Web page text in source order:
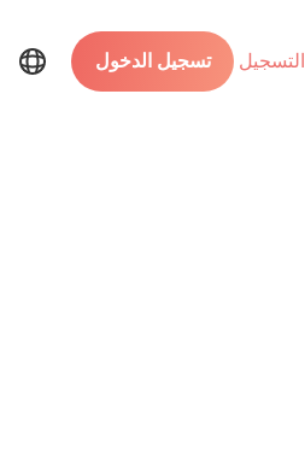
التسجيل تسجيل الدخول